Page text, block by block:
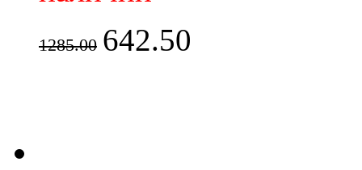
1285.00 642.50